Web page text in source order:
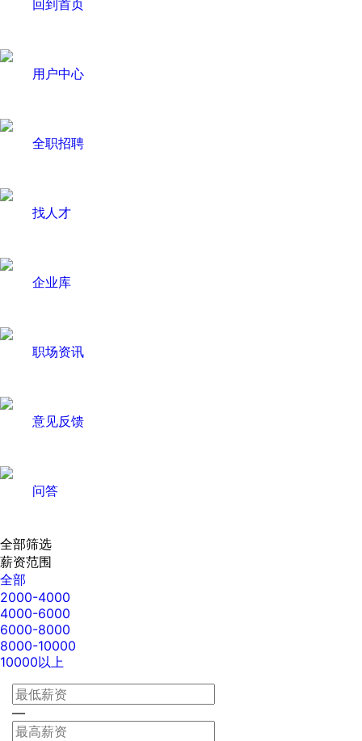
回到首页
用户中心
全职招聘
找人才
企业库
职场资讯
意见反馈
问答
全部筛选
薪资范围
全部
2000-4000
4000-6000
6000-8000
8000-10000
10000以上
—